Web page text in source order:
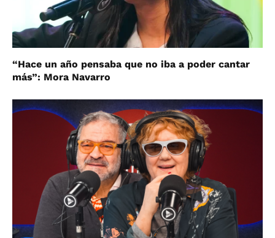
“Hace un año pensaba que no iba a poder cantar
más”: Mora Navarro